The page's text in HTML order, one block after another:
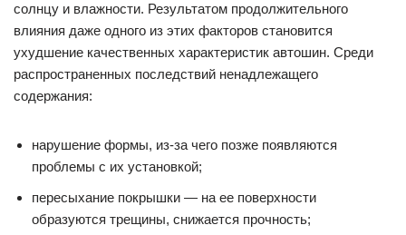
солнцу и влажности. Результатом продолжительного
влияния даже одного из этих факторов становится
ухудшение качественных характеристик автошин. Среди
распространенных последствий ненадлежащего
содержания:
нарушение формы, из-за чего позже появляются
проблемы с их установкой;
пересыхание покрышки — на ее поверхности
образуются трещины, снижается прочность;